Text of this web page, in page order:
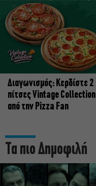
Διαγωνισμός: Κερδίστε 2
πίτσες Vintage Collection
από την Pizza Fan
Τα πιο Δημοφιλή